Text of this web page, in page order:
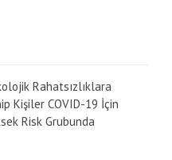
Rahatsızlıklara
Kişiler COVID-19 İçin
Risk Grubunda